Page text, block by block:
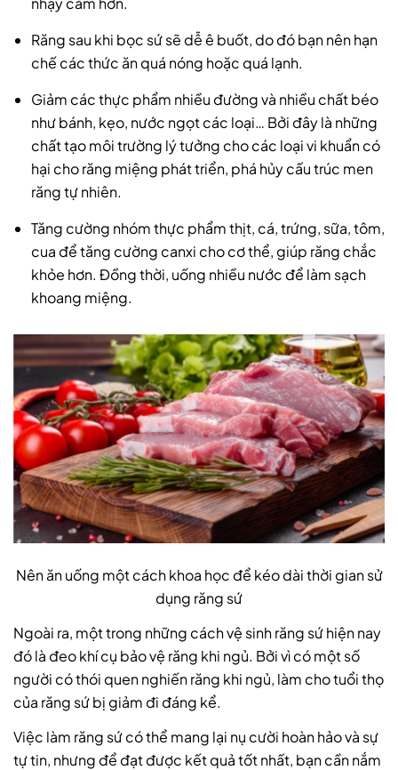
Răng sau khi bọc sứ sẽ dễ ê buốt, do đó bạn nên hạn
chế các thức ăn quá nóng hoặc quá lạnh.
Giảm các thực phẩm nhiều đường và nhiều chất béo
như bánh, kẹo, nước ngọt các loại… Bởi đây là những
chất tạo môi trường lý tưởng cho các loại vi khuẩn có
hại cho răng miệng phát triển, phá hủy cấu trúc men
răng tự nhiên.
Tăng cường nhóm thực phẩm thịt, cá, trứng, sữa, tôm,
cua để tăng cường canxi cho cơ thể, giúp răng chắc
khỏe hơn. Đồng thời, uống nhiều nước để làm sạch
khoang miệng.
Nên ăn uống một cách khoa học để kéo dài thời gian sử
dụng răng sứ
Ngoài ra, một trong những cách vệ sinh răng sứ hiện nay
đó là đeo khí cụ bảo vệ răng khi ngủ. Bởi vì có một số
người có thói quen nghiến răng khi ngủ, làm cho tuổi thọ
của răng sứ bị giảm đi đáng kể.
Việc làm răng sứ có thể mang lại nụ cười hoàn hảo và sự
tự tin, nhưng để đạt được kết quả tốt nhất, bạn cần nắm